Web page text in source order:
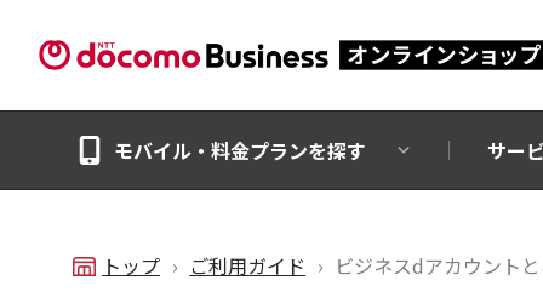
モバイル・料金プランを探す サー
トップ ご利用ガイド ビジネスdアカウント